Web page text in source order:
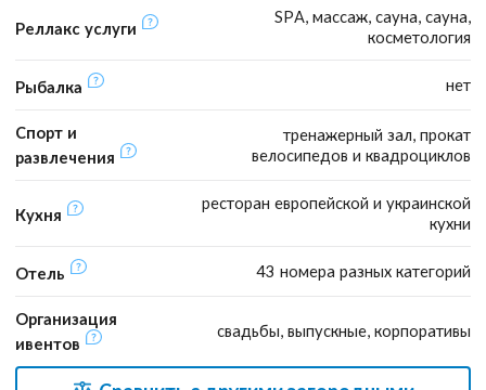
Реллакс услуги
SPA, массаж, сауна, сауна,
косметология
Рыбалка нет
Спорт и
развлечения
тренажерный зал, прокат
велосипедов и квадроциклов
Кухня
ресторан европейской и украинской
кухни
Отель 43 номера разных категорий
Организация
ивентов
свадьбы, выпускные, корпоративы